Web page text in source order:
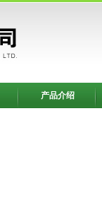
产品介绍